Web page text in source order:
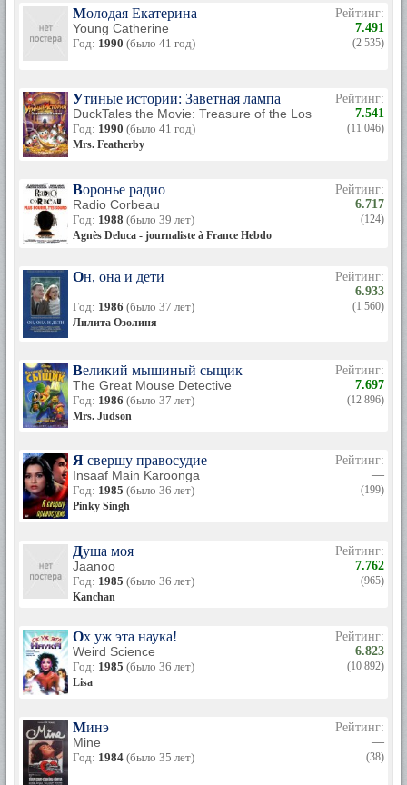
Молодая Екатерина
Young Catherine
Год: 1990 (было 41 год)
Рейтинг:
7.491
(2 535)
Утиные истории: Заветная лампа
DuckTales the Movie: Treasure of the Lost Lamp
Год: 1990 (было 41 год)
Mrs. Featherby
Рейтинг:
7.541
(11 046)
Воронье радио
Radio Corbeau
Год: 1988 (было 39 лет)
Agnès Deluca - journaliste à France Hebdo
Рейтинг:
6.717
(124)
Он, она и дети
Год: 1986 (было 37 лет)
Лилита Озолиня
Рейтинг:
6.933
(1 560)
Великий мышиный сыщик
The Great Mouse Detective
Год: 1986 (было 37 лет)
Mrs. Judson
Рейтинг:
7.697
(12 896)
Я свершу правосудие
Insaaf Main Karoonga
Год: 1985 (было 36 лет)
Pinky Singh
Рейтинг:
—
(199)
Душа моя
Jaanoo
Год: 1985 (было 36 лет)
Kanchan
Рейтинг:
7.762
(965)
Ох уж эта наука!
Weird Science
Год: 1985 (было 36 лет)
Lisa
Рейтинг:
6.823
(10 892)
Минэ
Mine
Год: 1984 (было 35 лет)
Рейтинг:
—
(38)